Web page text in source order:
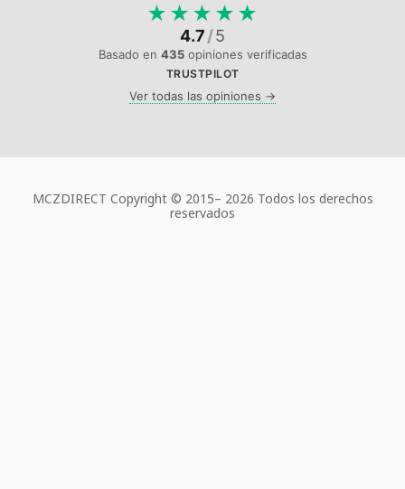
★ ★ ★ ★ ★
4.7/5
Basado en 435opiniones verificadas
TRUSTPILOT
Ver todas las opiniones →
MCZDIRECT Copyright © 2015– 2026 Todos los derechos
reservados